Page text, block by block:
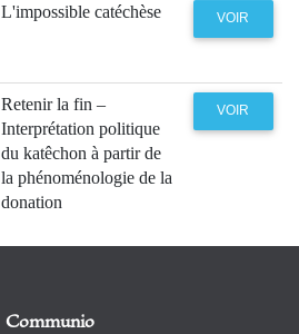
L'impossible catéchèse VOIR
Retenir la fin –
Interprétation politique
du katêchon à partir de
la phénoménologie de la
donation
VOIR
Communio